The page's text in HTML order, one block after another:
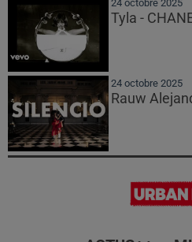
24 octobre 2025
Tyla -
24 octobre 2025
Rauw